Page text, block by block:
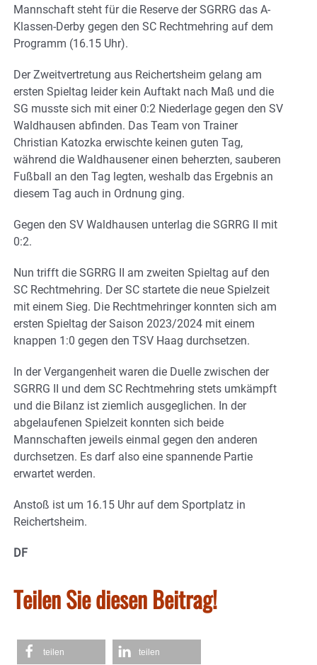
Mannschaft steht für die Reserve der SGRRG das A-
Klassen-Derby gegen den SC Rechtmehring auf dem
Programm (16.15 Uhr).
Der Zweitvertretung aus Reichertsheim gelang am
ersten Spieltag leider kein Auftakt nach Maß und die
SG musste sich mit einer 0:2 Niederlage gegen den SV
Waldhausen abfinden. Das Team von Trainer
Christian Katozka erwischte keinen guten Tag,
während die Waldhausener einen beherzten, sauberen
Fußball an den Tag legten, weshalb das Ergebnis an
diesem Tag auch in Ordnung ging.
Gegen den SV Waldhausen unterlag die SGRRG II mit
0:2.
Nun trifft die SGRRG II am zweiten Spieltag auf den
SC Rechtmehring. Der SC startete die neue Spielzeit
mit einem Sieg. Die Rechtmehringer konnten sich am
ersten Spieltag der Saison 2023/2024 mit einem
knappen 1:0 gegen den TSV Haag durchsetzen.
In der Vergangenheit waren die Duelle zwischen der
SGRRG II und dem SC Rechtmehring stets umkämpft
und die Bilanz ist ziemlich ausgeglichen. In der
abgelaufenen Spielzeit konnten sich beide
Mannschaften jeweils einmal gegen den anderen
durchsetzen. Es darf also eine spannende Partie
erwartet werden.
Anstoß ist um 16.15 Uhr auf dem Sportplatz in
Reichertsheim.
DF
Teilen Sie diesen Beitrag!
teilen teilen